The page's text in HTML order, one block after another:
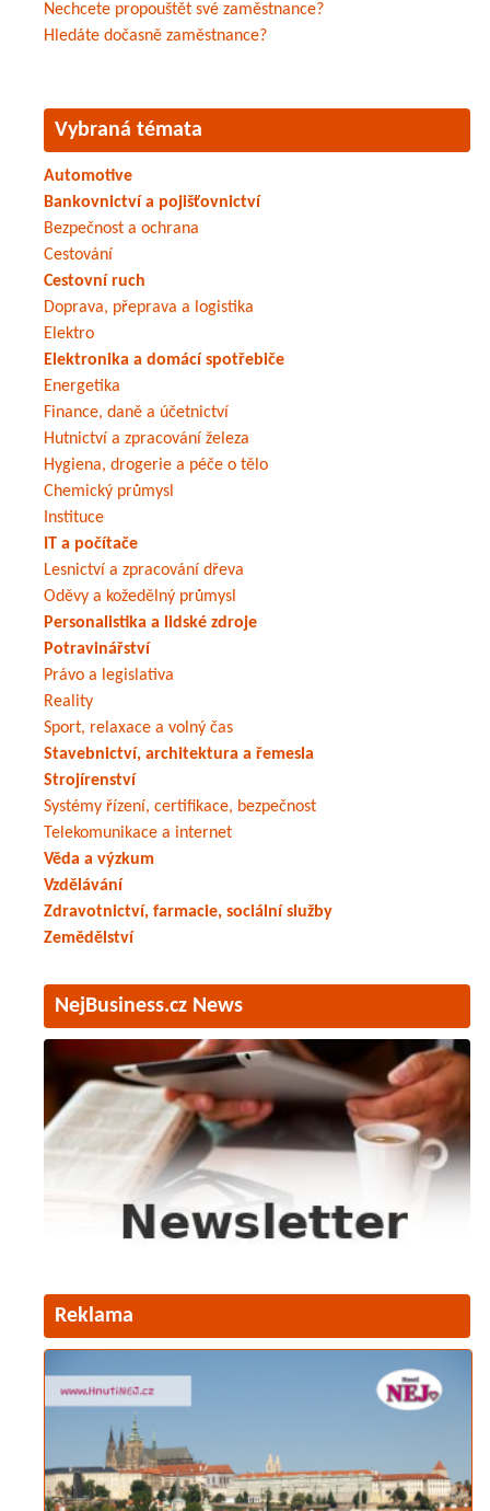
Nechcete propouštět své zaměstnance?
Hledáte dočasně zaměstnance?
Vybraná témata
Automotive
Bankovnictví a pojišťovnictví
Bezpečnost a ochrana
Cestování
Cestovní ruch
Doprava, přeprava a logistika
Elektro
Elektronika a domácí spotřebiče
Energetika
Finance, daně a účetnictví
Hutnictví a zpracování železa
Hygiena, drogerie a péče o tělo
Chemický průmysl
Instituce
IT a počítače
Lesnictví a zpracování dřeva
Oděvy a kožedělný průmysl
Personalistika a lidské zdroje
Potravinářství
Právo a legislativa
Reality
Sport, relaxace a volný čas
Stavebnictví, architektura a řemesla
Strojírenství
Systémy řízení, certifikace, bezpečnost
Telekomunikace a internet
Věda a výzkum
Vzdělávání
Zdravotnictví, farmacie, sociální služby
Zemědělství
NejBusiness.cz News
Reklama